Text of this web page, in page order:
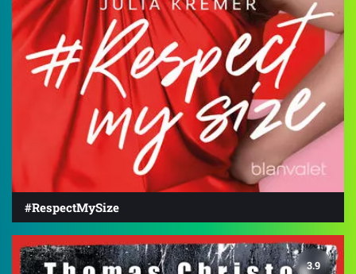
#RespectMySize
3.9